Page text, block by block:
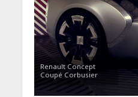
Renault Concept
Coupé Corbusier